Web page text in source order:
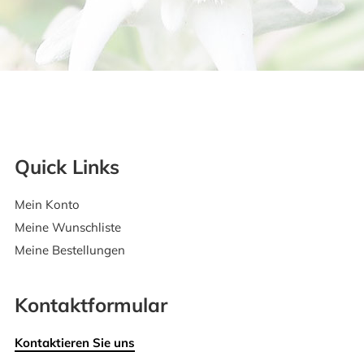
Quick Links
Mein Konto
Meine Wunschliste
Meine Bestellungen
Kontaktformular
Kontaktieren Sie uns